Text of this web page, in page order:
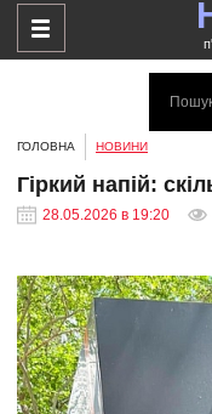
ГОЛОВНА НОВИНИ
Гіркий напій:
28.05.2026 в 19:20